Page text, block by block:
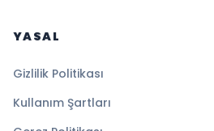
YASAL
Gizlilik Politikası
Kullanım Şartları